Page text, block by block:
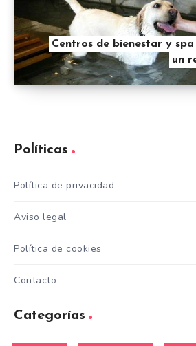
Centros de bienestar y
un
Políticas
Política de privacidad
Aviso legal
Política de cookies
Contacto
Categorías